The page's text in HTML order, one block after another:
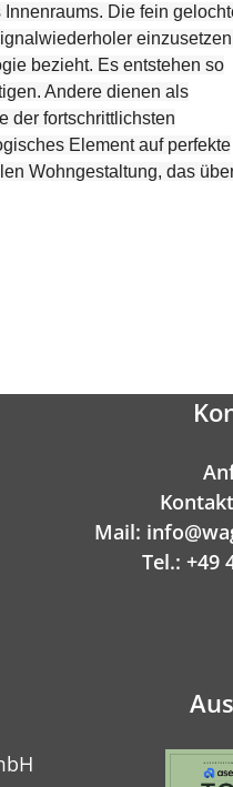
Die fein
bezieht. Es entstehen so
Andere dienen als
der fortschrittlichsten
Element auf perfekte
Wohngestaltung, das
Mail:
Tel.: +49